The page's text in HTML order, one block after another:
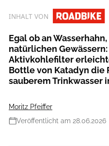
INHALT VON
Egal ob an
natürlichen
Aktivkohlefilter
Bottle von Katadyn die
sauberem Trinkwasser
Moritz Pfeiffer
Veröffentlicht am 28.06.2026